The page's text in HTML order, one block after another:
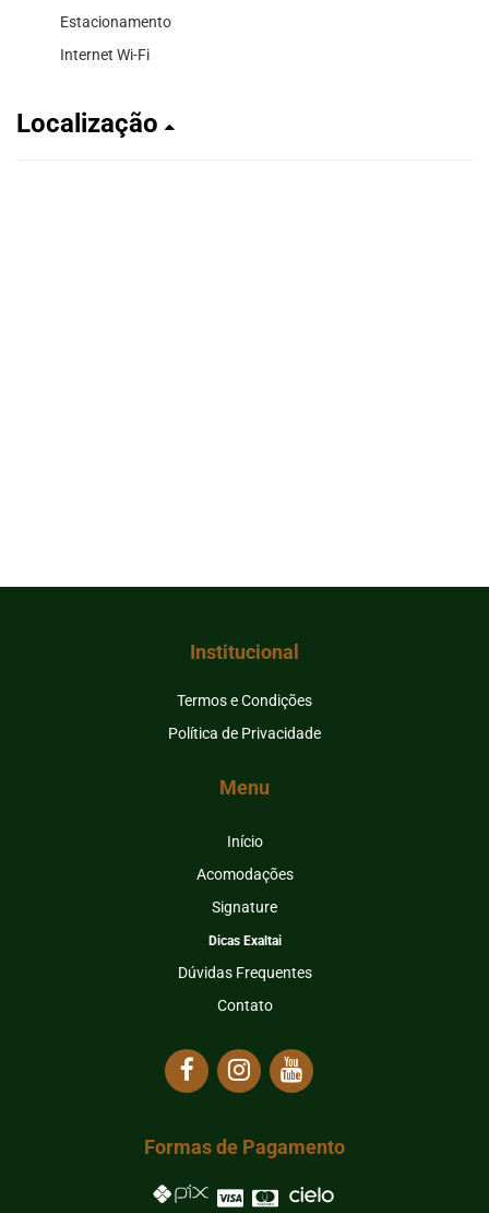
Estacionamento
Internet Wi-Fi
Localização
Institucional
Termos e Condições
Política de Privacidade
Menu
Início
Acomodações
Signature
Dicas Exaltai
Dúvidas Frequentes
Contato
Formas de Pagamento